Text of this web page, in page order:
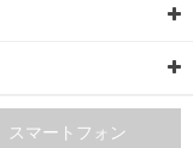
スマートフォン